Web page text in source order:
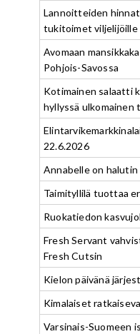
Lannoitteiden
tukitoimet viljelijöille
Avomaan
Pohjois-Savossa
Kotimainen salaatti
hyllyssä ulkomainen
22.6.2026
Annabelle on halutin
Taimityllilä tuottaa
Ruokatiedon
Fresh Servant
Fresh Cutsin
Kielon päivänä
Kimalaiset
Varsinais-Suomeen